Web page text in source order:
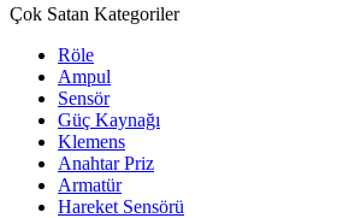
Çok Satan Kategoriler
Röle
Ampul
Sensör
Güç Kaynağı
Klemens
Anahtar Priz
Armatür
Hareket Sensörü